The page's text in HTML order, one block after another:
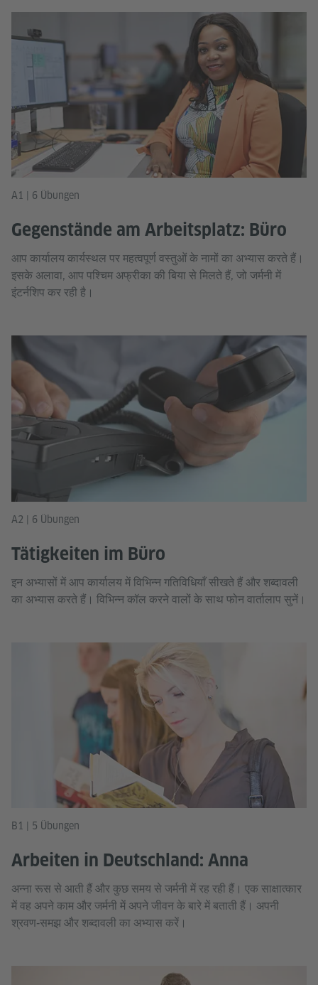
A1 | 6 Übungen
Gegenstände am Arbeitsplatz: Büro
आप कार्यालय कार्यस्थल पर महत्वपूर्ण वस्तुओं के नामों का अभ्यास करते हैं।
इसके अलावा, आप पश्चिम अफ्रीका की बिया से मिलते हैं, जो जर्मनी में
इंटर्नशिप कर रही है।
A2 | 6 Übungen
Tätigkeiten im Büro
इन अभ्यासों में आप कार्यालय में विभिन्न गतिविधियाँ सीखते हैं और शब्दावली
का अभ्यास करते हैं। विभिन्न कॉल करने वालों के साथ फोन वार्तालाप सुनें।
B1 | 5 Übungen
Arbeiten in Deutschland: Anna
अन्ना रूस से आती हैं और कुछ समय से जर्मनी में रह रही हैं। एक साक्षात्कार
में वह अपने काम और जर्मनी में अपने जीवन के बारे में बताती हैं। अपनी
श्रवण‑समझ और शब्दावली का अभ्यास करें।